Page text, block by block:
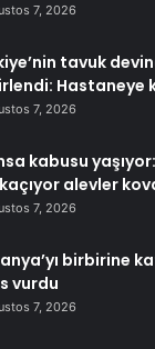
7, 2026
tavuk
Hastaneye
7, 2026
kabusu
alevler
7, 2026
birbirine
vurdu
7, 2026